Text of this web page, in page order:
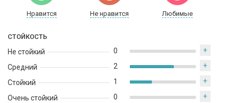
Нравится Не нравится Любимые
СТОЙКОСТЬ
Не стойкий
Средний
Стойкий
Очень стойкий
0 +
2 +
1 +
0 +